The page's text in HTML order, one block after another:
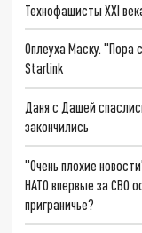
Технофашисты XXI
Оплеуха Маску. "Пора
Starlink
Даня с Дашей
закончились
"Очень плохие
НАТО впервые за СВО
приграничье?